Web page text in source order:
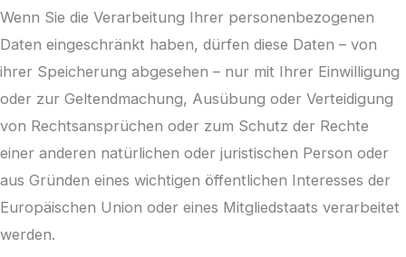
Wenn Sie die Verarbeitung Ihrer personenbezogenen
Daten eingeschränkt haben, dürfen diese Daten – von
ihrer Speicherung abgesehen – nur mit Ihrer Einwilligung
oder zur Geltendmachung, Ausübung oder Verteidigung
von Rechtsansprüchen oder zum Schutz der Rechte
einer anderen natürlichen oder juristischen Person oder
aus Gründen eines wichtigen öffentlichen Interesses der
Europäischen Union oder eines Mitgliedstaats verarbeitet
werden.